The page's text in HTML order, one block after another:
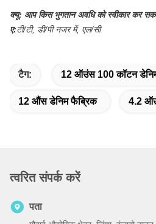
क्यू: आप किस भुगतान अवधि को स्वीकार कर
ए:टी/टी, डी/पी नजर में, एल/सी
टैग: 12 ऑउंस 100 कॉटन
12 औंस डेनिम फैब्रिक 4.2
त्वरित संपर्क करें
पता